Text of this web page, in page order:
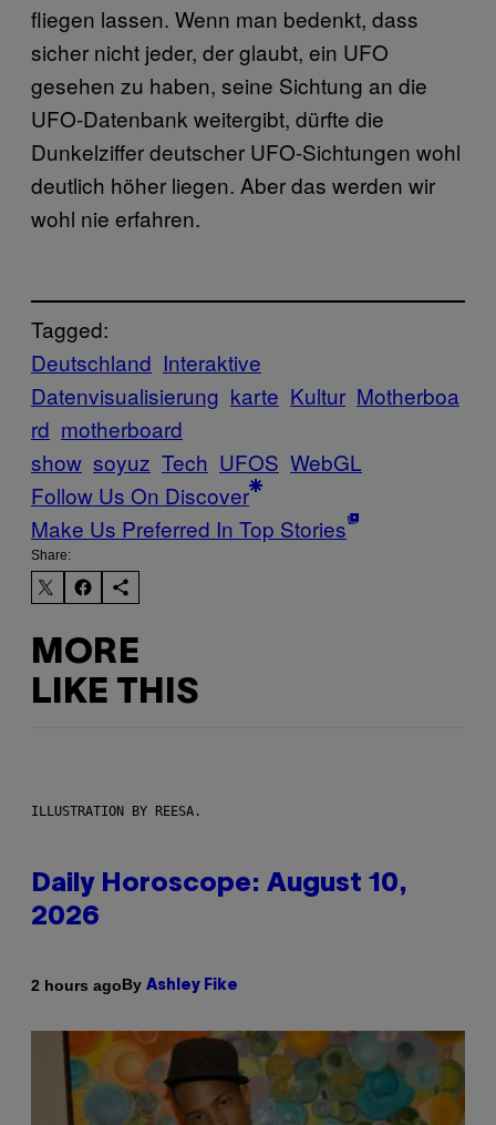
fliegen lassen. Wenn man bedenkt, dass
sicher nicht jeder, der glaubt, ein UFO
gesehen zu haben, seine Sichtung an die
UFO-Datenbank weitergibt, dürfte die
Dunkelziffer deutscher UFO-Sichtungen wohl
deutlich höher liegen. Aber das werden wir
wohl nie erfahren.
Tagged:
Deutschland Interaktive
Datenvisualisierung karte Kultur Motherboa
rd motherboard
show soyuz Tech UFOS WebGL
Follow Us On Discover
Make Us Preferred In Top Stories
Share:
MORE
LIKE THIS
ILLUSTRATION BY REESA.
Daily Horoscope: August 10,
2026
2 hours agoBy Ashley Fike